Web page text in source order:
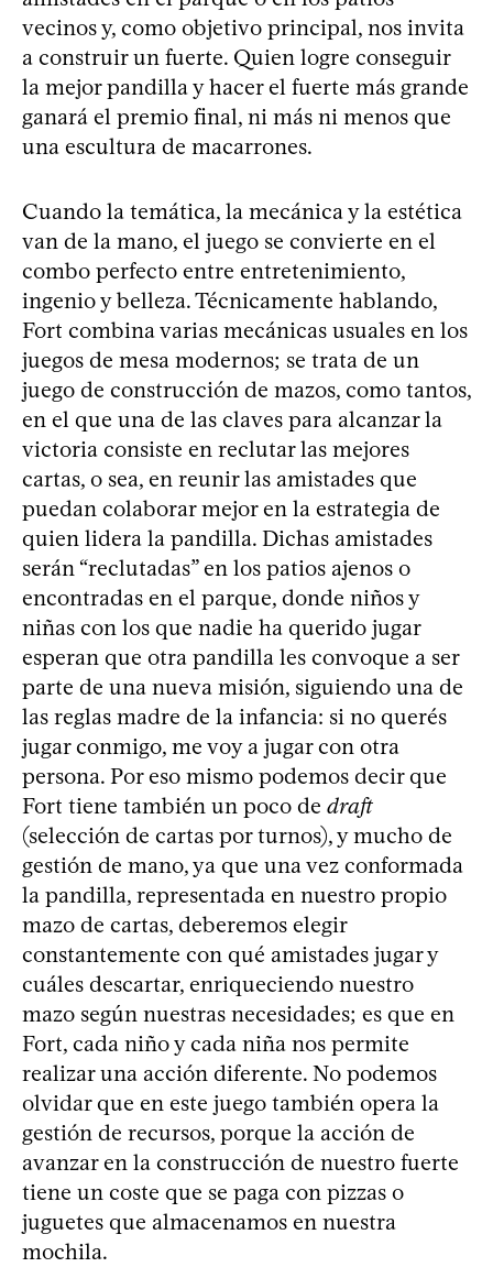
vecinos y, como objetivo principal, nos invita
a construir un fuerte. Quien logre conseguir
la mejor pandilla y hacer el fuerte más grande
ganará el premio final, ni más ni menos que
una escultura de macarrones.
Cuando la temática, la mecánica y la estética
van de la mano, el juego se convierte en el
combo perfecto entre entretenimiento,
ingenio y belleza. Técnicamente hablando,
Fort combina varias mecánicas usuales en los
juegos de mesa modernos; se trata de un
juego de construcción de mazos, como tantos,
en el que una de las claves para alcanzar la
victoria consiste en reclutar las mejores
cartas, o sea, en reunir las amistades que
puedan colaborar mejor en la estrategia de
quien lidera la pandilla. Dichas amistades
serán “reclutadas” en los patios ajenos o
encontradas en el parque, donde niños y
niñas con los que nadie ha querido jugar
esperan que otra pandilla les convoque a ser
parte de una nueva misión, siguiendo una de
las reglas madre de la infancia: si no querés
jugar conmigo, me voy a jugar con otra
persona. Por eso mismo podemos decir que
Fort tiene también un poco de draft
(selección de cartas por turnos), y mucho de
gestión de mano, ya que una vez conformada
la pandilla, representada en nuestro propio
mazo de cartas, deberemos elegir
constantemente con qué amistades jugar y
cuáles descartar, enriqueciendo nuestro
mazo según nuestras necesidades; es que en
Fort, cada niño y cada niña nos permite
realizar una acción diferente. No podemos
olvidar que en este juego también opera la
gestión de recursos, porque la acción de
avanzar en la construcción de nuestro fuerte
tiene un coste que se paga con pizzas o
juguetes que almacenamos en nuestra
mochila.